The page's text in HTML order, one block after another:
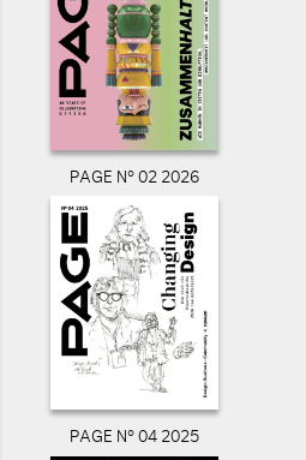
PAGE N° 02 2026
PAGE N° 04 2025